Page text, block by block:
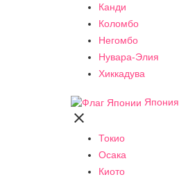
Канди
Коломбо
Негомбо
Нувара-Элия
Хиккадува
Япония

Токио
Осака
Киото